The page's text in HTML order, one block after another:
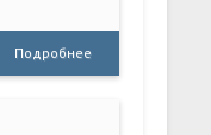
Подробнее